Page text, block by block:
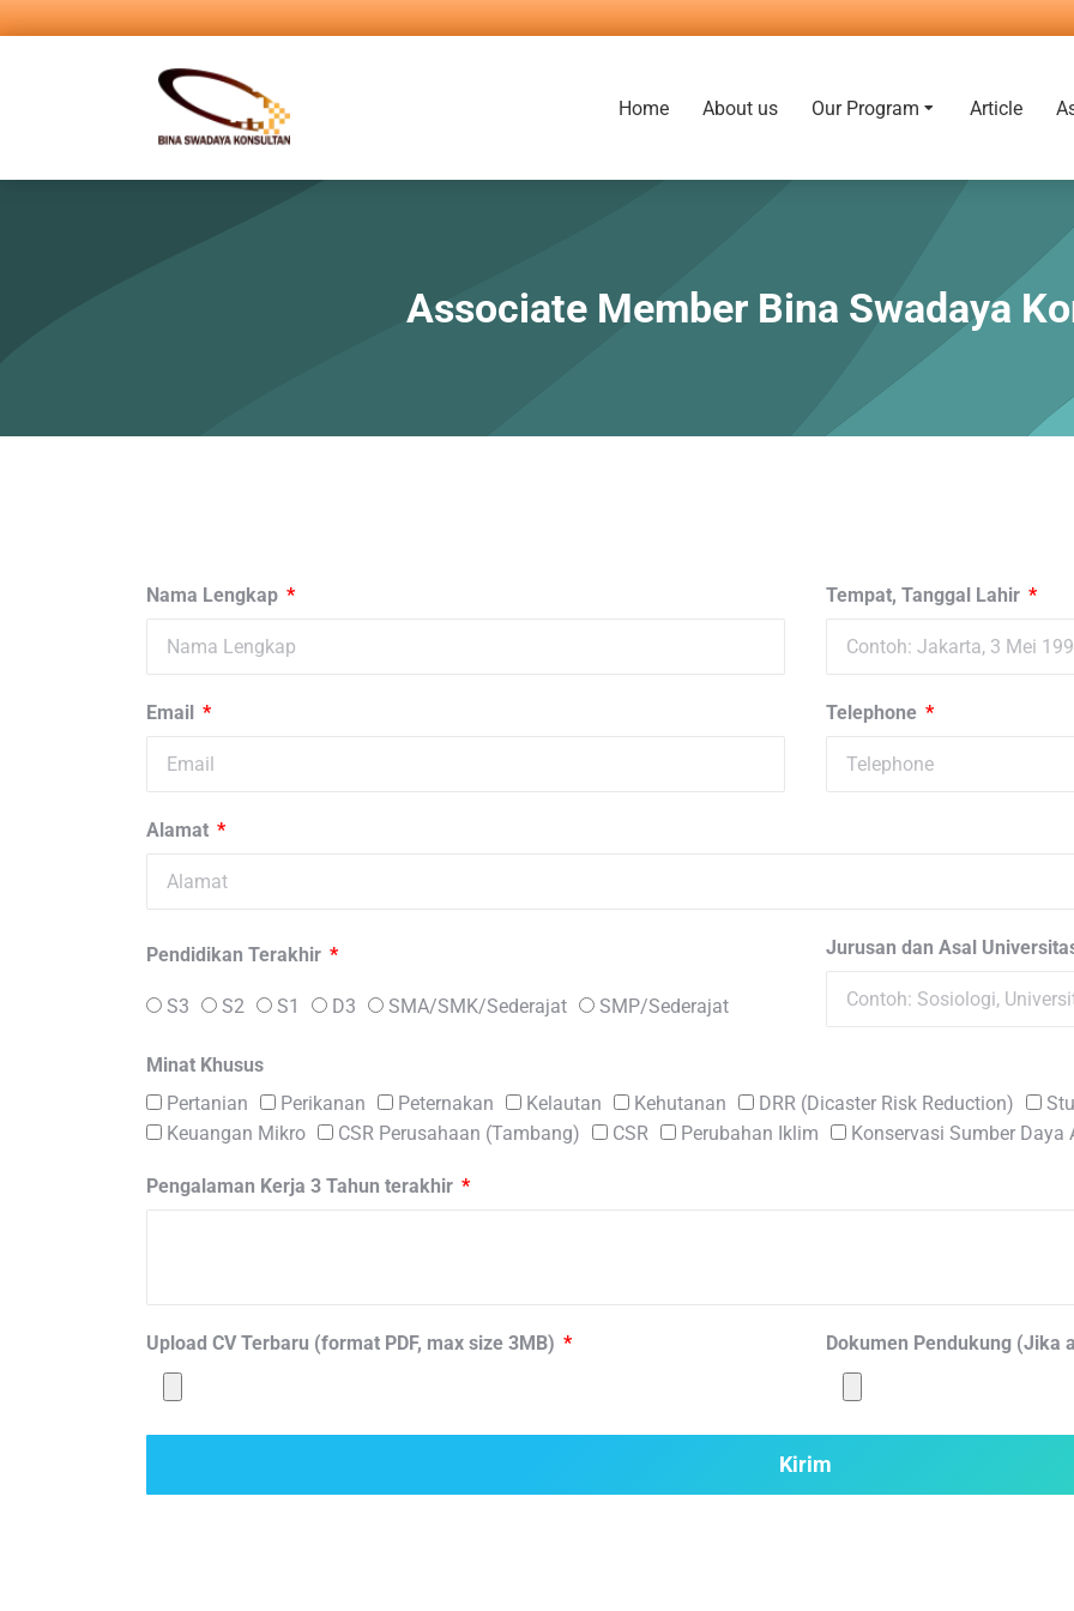
Home About us Our Program Article
Associate Member Bina Swadaya
Nama Lengkap Tempat, Tanggal Lahir
Email Telephone
Alamat
Pendidikan Terakhir
S3 S2 S1 D3 SMA/SMK/Sederajat SMP/Sederajat
Jurusan dan Asal
Minat Khusus
Pertanian
Perikanan Peternakan Kelautan Kehutanan DRR (Dicaster Risk Reduction)
Keuangan Mikro
CSR Perusahaan (Tambang) CSR Perubahan Iklim Konservasi Sumber Daya
Pengalaman Kerja 3 Tahun terakhir
Upload CV Terbaru (format PDF, max size 3MB) Dokumen Pendukung (Jika
Kirim